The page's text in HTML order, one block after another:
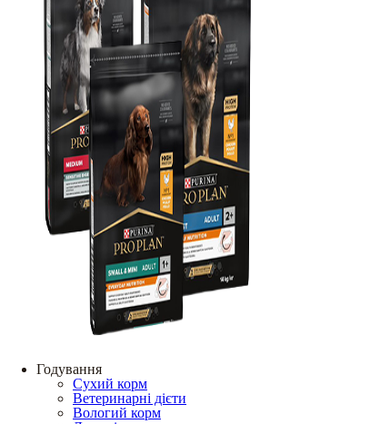
Годування
Сухий корм
Ветеринарні дієти
Вологий корм